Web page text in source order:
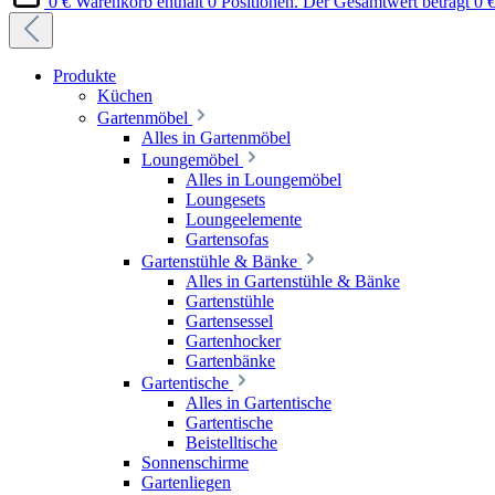
Produkte
Küchen
Gartenmöbel
Alles in Gartenmöbel
Loungemöbel
Alles in Loungemöbel
Loungesets
Loungeelemente
Gartensofas
Gartenstühle & Bänke
Alles in Gartenstühle & Bänke
Gartenstühle
Gartensessel
Gartenhocker
Gartenbänke
Gartentische
Alles in Gartentische
Gartentische
Beistelltische
Sonnenschirme
Gartenliegen